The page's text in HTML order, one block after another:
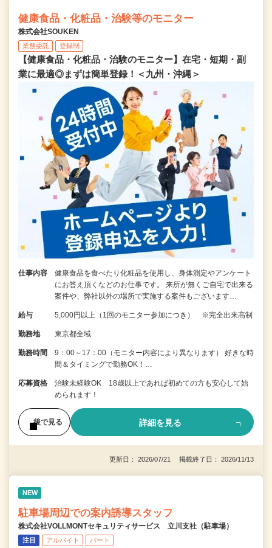
健康食品・化粧品・治験等のモニター
株式会社SOUKEN
業務委託 登録制
【健康食品・化粧品・治験のモニター】在宅・短期・副
業に最適◎まずは簡単登録！＜九州・沖縄＞
仕事内容
健康食品を食べたり化粧品を使用し、身体測定やアンケート
にお答え頂くなどのお仕事です。 来所が無くご自宅で出来る
案件や、弊社以外の場所で実施する案件もございます…
給与 5,000円以上（1回のモニター参加につき） ※完全出来高制
勤務地 東京都全域
勤務時間
9：00～17：00（モニター内容により異なります） 好きな時
間＆タイミングで勤務OK！…
応募資格
治験未経験OK 18歳以上であれば初めての方も安心して始
められます！
後で見る 詳細を見る
更新日： 2026/07/21 掲載終了日： 2026/11/13
NEW
駐車場周辺での案内誘導スタッフ
株式会社VOLLMONTセキュリティサービス 立川支社（駐車場）
注目 アルバイト パート